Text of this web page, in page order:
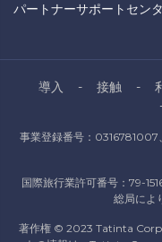
パートナーサポートセン
導入 接触
事業登録番号：0316781007
国際旅行業許可番号：79-
総局によ
著作権 © 2023 Tatinta